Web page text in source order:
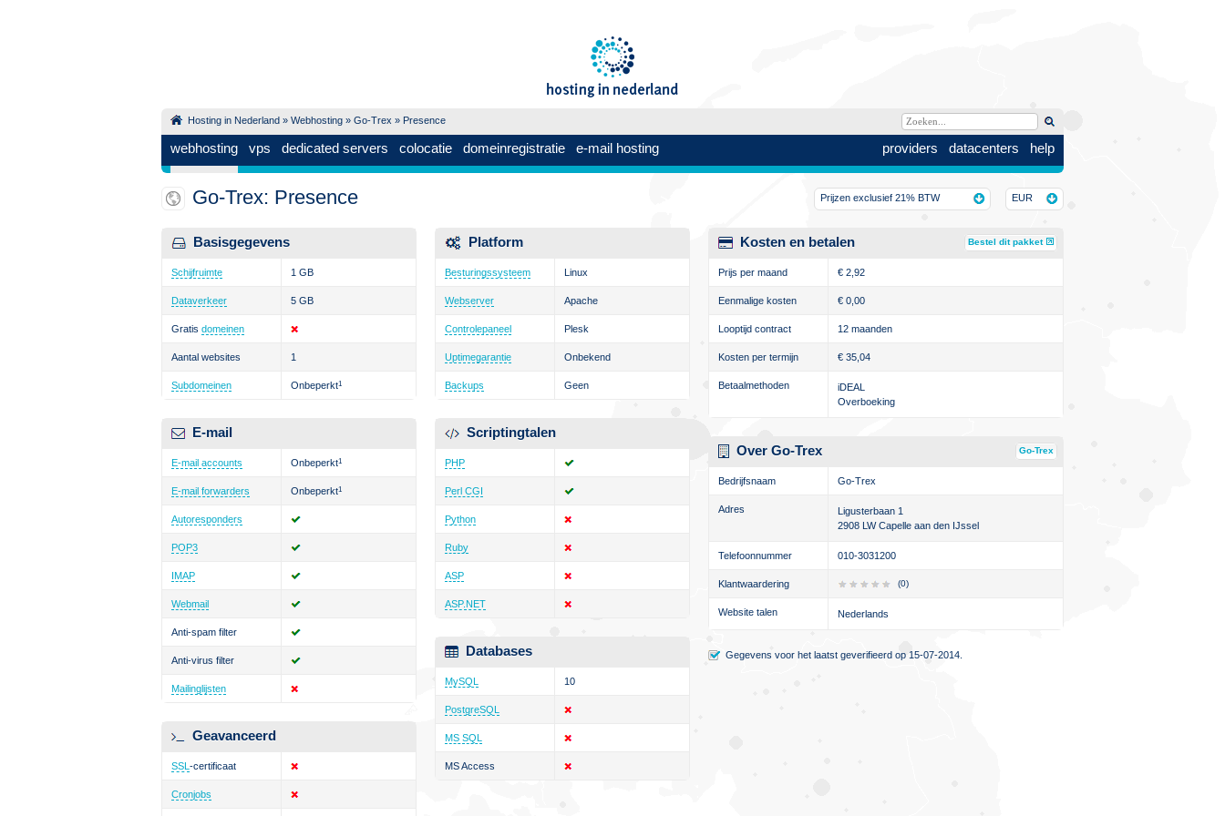
Hosting in Nederland » Webhosting » Go-Trex » Presence
providers datacenters help
webhosting vps dedicated servers colocatie domeinregistratie e-mail hosting
EUR
Prijzen exclusief 21% BTW
Go-Trex: Presence
Basisgegevens
Schijfruimte 1 GB
Dataverkeer 5 GB
Gratis domeinen
Aantal websites 1
Subdomeinen Onbeperkt1
E-mail
E-mail accounts Onbeperkt1
E-mail forwarders Onbeperkt1
Autoresponders
POP3
IMAP
Webmail
Anti-spam filter
Anti-virus filter
Mailinglijsten
Geavanceerd
SSL -certificaat
Cronjobs
Platform
Besturingssysteem Linux
Webserver Apache
Controlepaneel Plesk
Uptimegarantie Onbekend
Backups Geen
Scriptingtalen
PHP
Perl CGI
Python
Ruby
ASP
ASP.NET
Databases
MySQL 10
PostgreSQL
MS SQL
MS Access
Kosten en betalen Bestel dit pakket
Prijs per maand € 2,92
Eenmalige kosten € 0,00
Looptijd contract 12 maanden
Kosten per termijn € 35,04
Betaalmethoden
iDEAL
Overboeking
Over Go-Trex Go-Trex
Bedrijfsnaam Go-Trex
Adres
Ligusterbaan 1
2908 LW Capelle aan den IJssel
Telefoonnummer 010-3031200
Klantwaardering (0)
Website talen Nederlands
Gegevens voor het laatst geverifieerd op 15-07-2014.